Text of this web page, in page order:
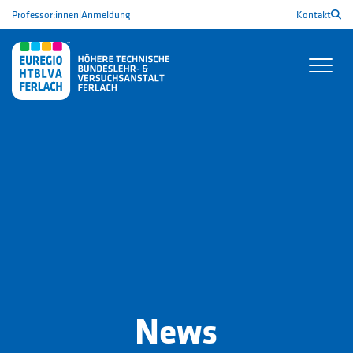
Professor:innen|Anmeldung Kontakt
News